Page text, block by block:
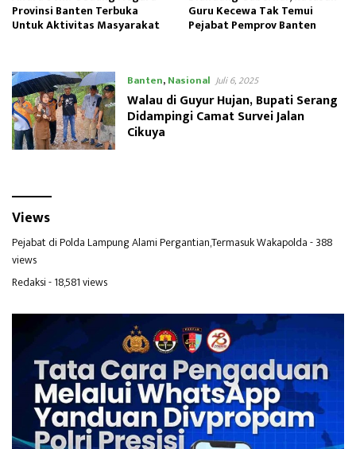
Provinsi Banten Terbuka
Untuk Aktivitas Masyarakat
Guru Kecewa Tak Temui
Pejabat Pemprov Banten
Banten,Nasional Juli 6, 2025
Walau di Guyur Hujan, Bupati Serang
Didampingi Camat Survei Jalan
Cikuya
Views
Pejabat di Polda Lampung Alami Pergantian,Termasuk Wakapolda- 388
views
Redaksi- 18,581 views